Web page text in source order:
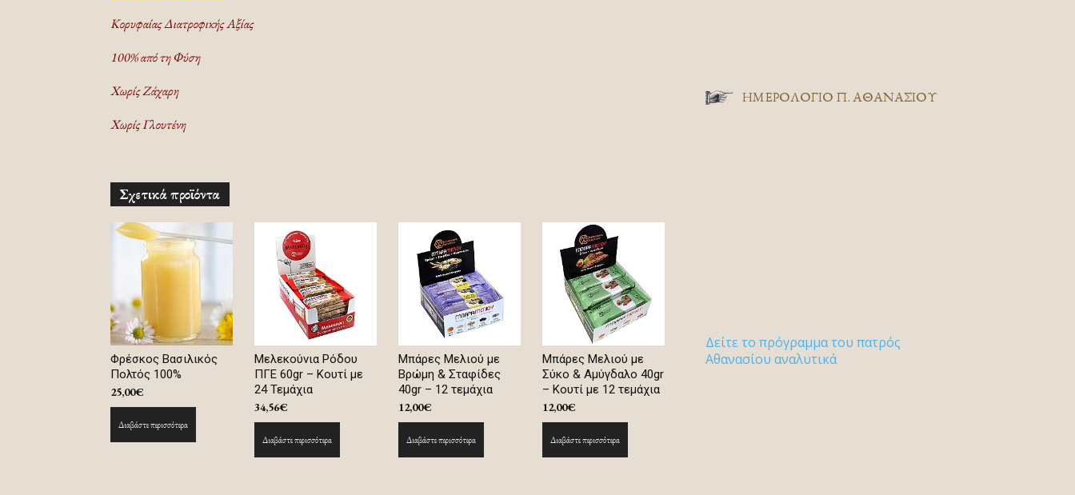
Κορυφαίας Διατροφικής Αξίας
100% από τη Φύση
Χωρίς Ζάχαρη
Χωρίς Γλουτένη
Σχετικά προϊόντα
Φρέσκος Βασιλικός
Πολτός 100%
25,00€
Διαβάστε περισσότερα
Μελεκούνια Ρόδου
ΠΓΕ 60gr – Κουτί με
24 Τεμάχια
34,56€
Διαβάστε περισσότερα
Μπάρες Μελιού με
Βρώμη & Σταφίδες
40gr – 12 τεμάχια
12,00€
Διαβάστε περισσότερα
Μπάρες Μελιού με
Σύκο & Αμύγδαλο 40gr
– Κουτί με 12 τεμάχια
12,00€
Διαβάστε περισσότερα
ΗΜΕΡΟΛΟΓΙΟ Π. ΑΘΑΝΑΣΙΟΥ
Δείτε το πρόγραμμα του πατρός
Αθανασίου αναλυτικά